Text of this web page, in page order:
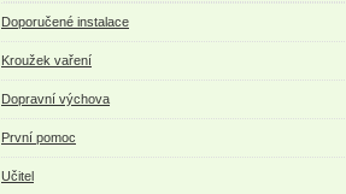
Doporučené instalace
Kroužek vaření
Dopravní výchova
První pomoc
Učitel